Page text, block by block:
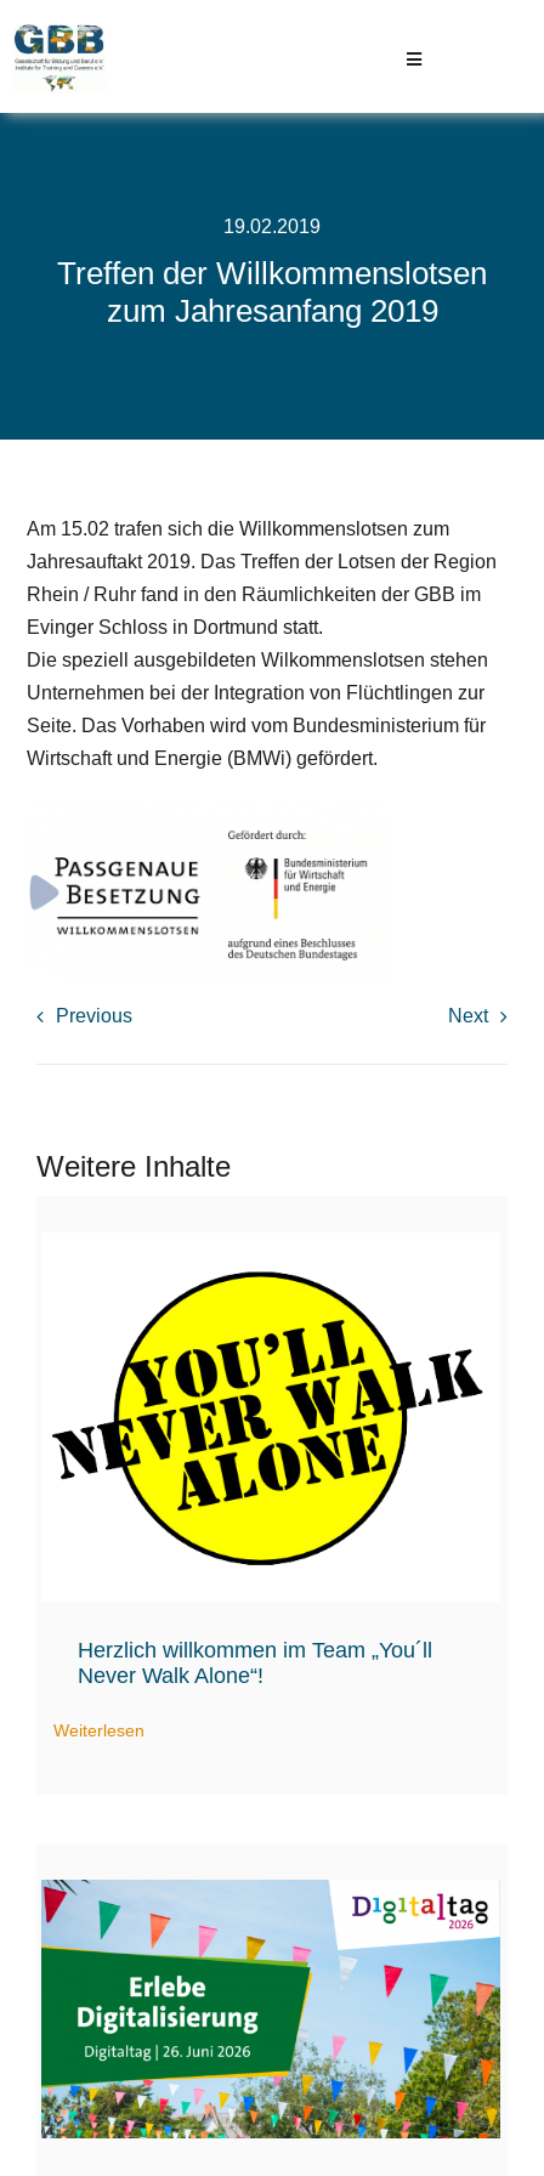
content
Toggle
GBB
Aktuelles
19.02.2019
Treffen der Willkommenslotsen
zum Jahresanfang 2019
Am 15.02 trafen sich die Willkommenslotsen zum
Jahresauftakt 2019. Das Treffen der Lotsen der Region
Rhein / Ruhr fand in den Räumlichkeiten der GBB im
Evinger Schloss in Dortmund statt.
Die speziell ausgebildeten Wilkommenslotsen stehen
Unternehmen bei der Integration von Flüchtlingen zur
Seite. Das Vorhaben wird vom Bundesministerium für
Wirtschaft und Energie (BMWi) gefördert.
Previous Next
Weitere Inhalte
Herzlich willkommen im Team „You´ll
Never Walk Alone“!
Weiterlesen